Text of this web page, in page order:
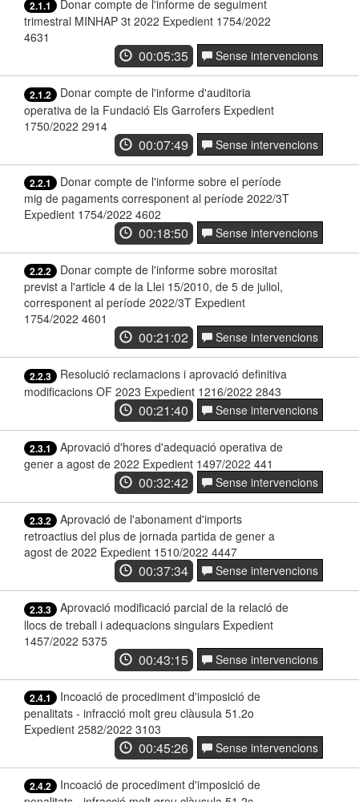
2.1.1
Donar compte de l'informe de seguiment
trimestral MINHAP 3t 2022 Expedient 1754/2022
4631
00:05:35 Sense intervencions
2.1.2
Donar compte de l'informe d'auditoria
operativa de la Fundació Els Garrofers Expedient
1750/2022 2914
00:07:49 Sense intervencions
2.2.1
Donar compte de l'informe sobre el període
mig de pagaments corresponent al període 2022/3T
Expedient 1754/2022 4602
00:18:50 Sense intervencions
2.2.2
Donar compte de l'informe sobre morositat
previst a l'article 4 de la Llei 15/2010, de 5 de juliol,
corresponent al període 2022/3T Expedient
1754/2022 4601
00:21:02 Sense intervencions
2.2.3
Resolució reclamacions i aprovació definitiva
modificacions OF 2023 Expedient 1216/2022 2843
00:21:40 Sense intervencions
2.3.1
Aprovació d'hores d'adequació operativa de
gener a agost de 2022 Expedient 1497/2022 441
00:32:42 Sense intervencions
2.3.2
Aprovació de l'abonament d'imports
retroactius del plus de jornada partida de gener a
agost de 2022 Expedient 1510/2022 4447
00:37:34 Sense intervencions
2.3.3
Aprovació modificació parcial de la relació de
llocs de treball i adequacions singulars Expedient
1457/2022 5375
00:43:15 Sense intervencions
2.4.1
Incoació de procediment d'imposició de
penalitats - infracció molt greu clàusula 51.2o
Expedient 2582/2022 3103
00:45:26 Sense intervencions
2.4.2
Incoació de procediment d'imposició de